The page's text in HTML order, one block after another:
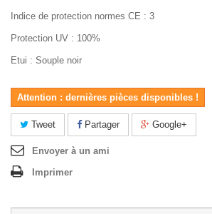
Indice de protection normes CE : 3
Protection UV : 100%
Etui : Souple noir
Attention : dernières pièces disponibles !
Tweet Partager Google+
Envoyer à un ami
Imprimer